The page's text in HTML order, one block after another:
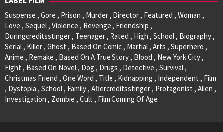
Suspense , Gore , Prison , Murder , Director , Featured , Woman ,
Love , Sequel , Violence , Revenge , Friendship ,
Duringcreditsstinger , Teenager , Rated , High , School , Biography ,
Serial , Killer , Ghost , Based On Comic , Martial , Arts , Superhero ,
Anime , Remake , Based On A True Story , Blood , New York City ,
Fight , Based On Novel , Dog , Drugs , Detective , Survival ,
Christmas Friend , One Word , Title , Kidnapping , Independent , Film
, Dystopia , School , Family , Aftercreditsstinger , Protagonist , Alien ,
Investigation , Zombie , Cult , Film Coming Of Age